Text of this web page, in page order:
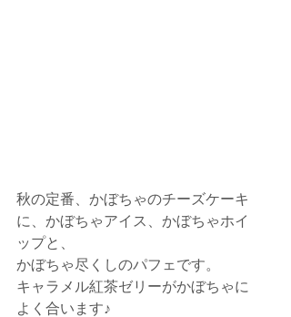
秋の定番、かぼちゃのチーズケーキ
に、かぼちゃアイス、かぼちゃホイ
ップと、
かぼちゃ尽くしのパフェです。
キャラメル紅茶ゼリーがかぼちゃに
よく合います♪